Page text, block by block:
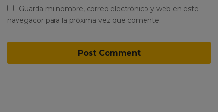
Guarda mi nombre, correo electrónico y web en este
navegador para la próxima vez que comente.